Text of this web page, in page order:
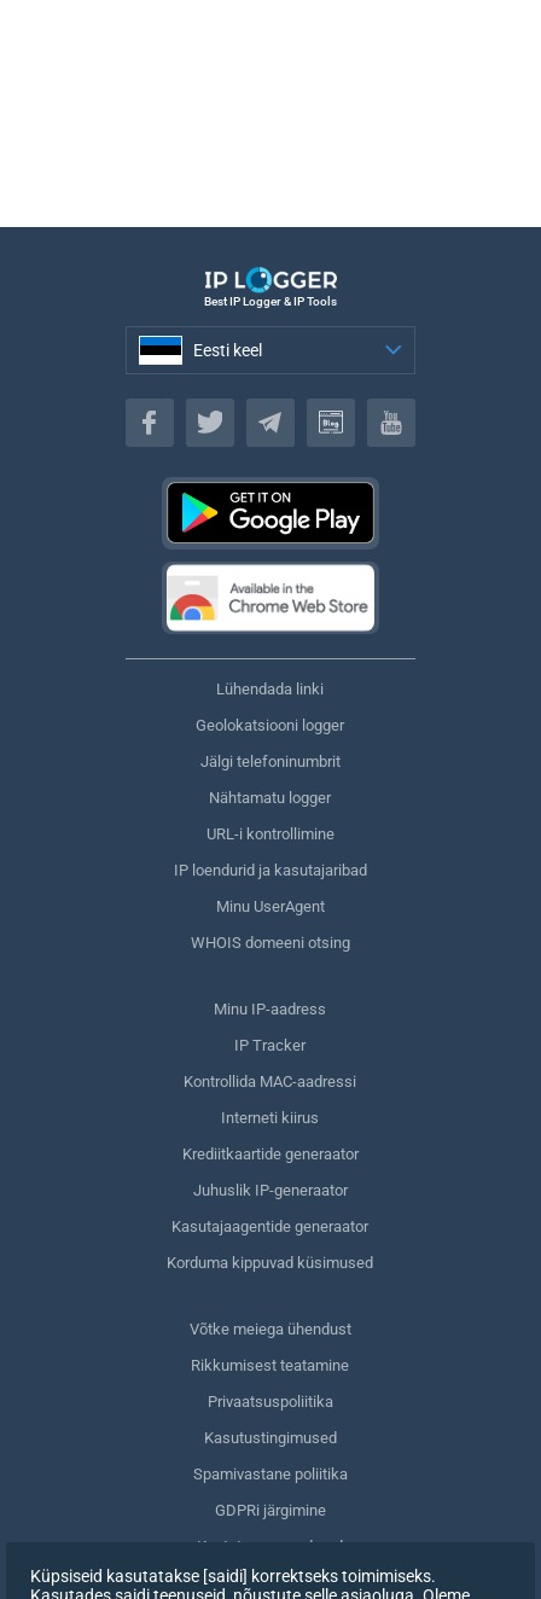
Best IP Logger & IP Tools
Eesti keel
Eesti keel
Lühendada linki
Geolokatsiooni logger
Jälgi telefoninumbrit
Nähtamatu logger
URL-i kontrollimine
IP loendurid ja kasutajaribad
Minu UserAgent
WHOIS domeeni otsing
Minu IP-aadress
IP Tracker
Kontrollida MAC-aadressi
Interneti kiirus
Krediitkaartide generaator
Juhuslik IP-generaator
Kasutajaagentide generaator
Korduma kippuvad küsimused
Võtke meiega ühendust
Rikkumisest teatamine
Privaatsuspoliitika
Kasutustingimused
Spamivastane poliitika
GDPRi järgimine
Kustuta oma andmed
Nõusoleku tagasivõtmine
Küpsiseid kasutatakse [saidi] korrektseks toimimiseks.